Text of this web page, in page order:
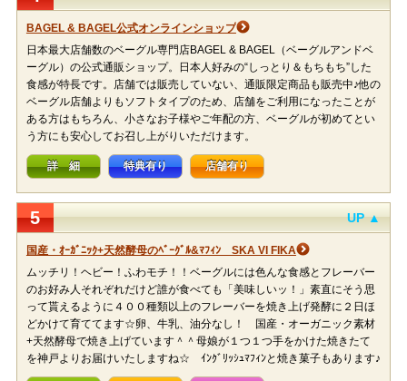
BAGEL & BAGEL公式オンラインショップ
日本最大店舗数のベーグル専門店BAGEL & BAGEL（ベーグルアンドベ
ーグル）の公式通販ショップ。日本人好みの“しっとり＆もちもち”した
食感が特長です。店舗では販売していない、通販限定商品も販売中♪他の
ベーグル店舗よりもソフトタイプのため、店舗をご利用になったことが
ある方はもちろん、小さなお子様やご年配の方、ベーグルが初めてとい
う方にも安心してお召し上がりいただけます。
詳 細 特典有り 店舗有り
5 UP ▲
国産・ｵｰｶﾞﾆｯｸ+天然酵母のﾍﾞｰｸﾞﾙ&ﾏﾌｨﾝ SKA VI FIKA
ムッチリ！ヘビー！ふわモチ！！ベーグルには色んな食感とフレーバー
のお好み人それぞれだけど誰が食べても「美味しいッ！」素直にそう思
って貰えるように４００種類以上のフレーバーを焼き上げ発酵に２日ほ
どかけて育ててます☆卵、牛乳、油分なし！ 国産・オーガニック素材
+天然酵母で焼き上げています＾＾母娘が１つ１つ手をかけた焼きたて
を神戸よりお届けいたしますね☆ ｲﾝｸﾞﾘｯｼｭﾏﾌｨﾝと焼き菓子もあります♪